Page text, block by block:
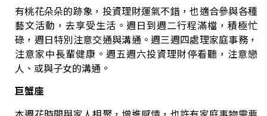
有桃花朵朵的跡象，投資理財運氣不錯，也適合參與各種
藝文活動，去享受生活。 週日到週二行程滿檔，積極忙
碌，週日特別注意交通與溝通。週三週四處理家庭事務，
注意家中長輩健康。週五週六投資理財停看聽，注意戀
人、或與子女的溝通。
巨蟹座